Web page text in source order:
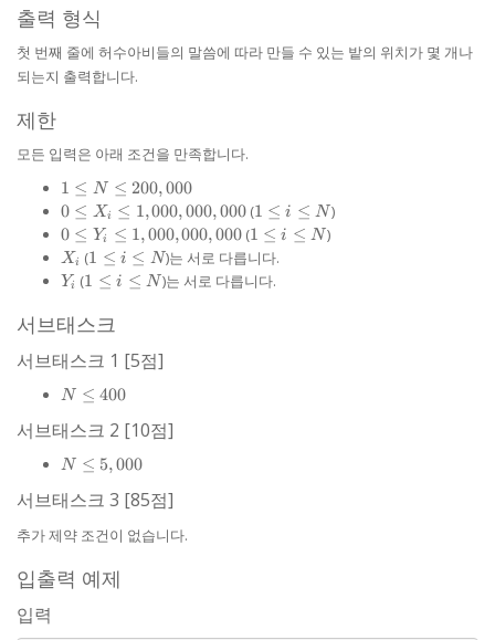
출력 형식
첫 번째 줄에 허수아비들의 말씀에 따라 만들 수 있는 밭의 위치가 몇 개나
되는지 출력합니다.
제한
모든 입력은 아래 조건을 만족합니다.
1 \le N
\le
200,000
1 ≤ N ≤ 200,000
0 \le X_{i}
\le
1,000,000,000
0 ≤ Xi ≤ 1,000,000,000(1
\le
\le
N
1 ≤ i ≤ N)
0 \le Y_{i}
\le
1,000,000,000
0 ≤ Yi ≤ 1,000,000,000(1
\le
\le
1 ≤ i ≤ N)
X_{i}
Xi (1
\le
\le
N
1 ≤ i ≤ N)는 서로 다릅니다.
Y_{i}
Yi (1
i
\le
N
1 ≤ i ≤ N)는 서로 다릅니다.
서브태스크
서브태스크 1 [5점]
N
400
N ≤ 400
서브태스크 2 [10점]
N \le
N ≤ 5,000
서브태스크 3 [85점]
추가 제약 조건이 없습니다.
입출력 예제
입력